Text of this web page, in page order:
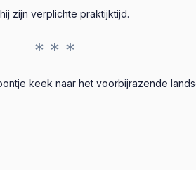
zijn verplichte praktijktijd.
* * *
keek naar het voorbijrazende